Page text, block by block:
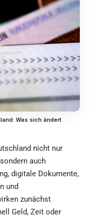
Was sich ändert
nicht nur
auch
digitale Dokumente,
und
zunächst
Geld, Zeit oder